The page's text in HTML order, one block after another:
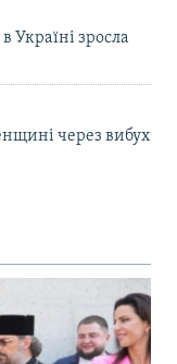
Україні зросла
через вибух